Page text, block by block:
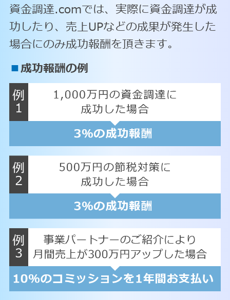
資金調達.comでは、実際に資金調達が成
功したり、売上UPなどの成果が発生した
場合にのみ成功報酬を頂きます。
■成功報酬の例